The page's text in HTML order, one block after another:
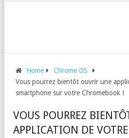
Home
Chrome OS
Vous pourrez bientôt ouvrir une
smartphone sur votre Chromebook !
VOUS POURREZ
APPLICATION DE